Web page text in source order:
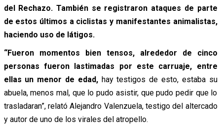
del Rechazo. También se registraron ataques de parte
de estos últimos a ciclistas y manifestantes animalistas,
haciendo uso de látigos.
“Fueron momentos bien tensos, alrededor de cinco
personas fueron lastimadas por este carruaje, entre
ellas un menor de edad,hay testigos de esto, estaba su
abuela, menos mal, que lo pudo asistir, que pudo pedir que lo
trasladaran”, relató Alejandro Valenzuela, testigo del altercado
y autor de uno de los virales del atropello.